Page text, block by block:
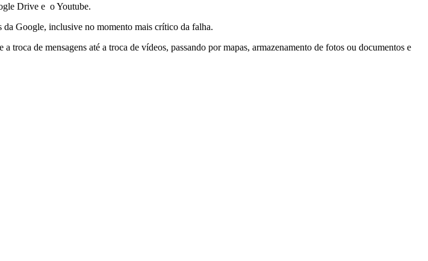
Drive e o Youtube.
da Google, inclusive no momento mais crítico da falha.
de mensagens até a troca de vídeos, passando por mapas, armazenamento de fotos ou documentos e